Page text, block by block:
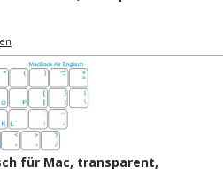
für Mac, transparent,